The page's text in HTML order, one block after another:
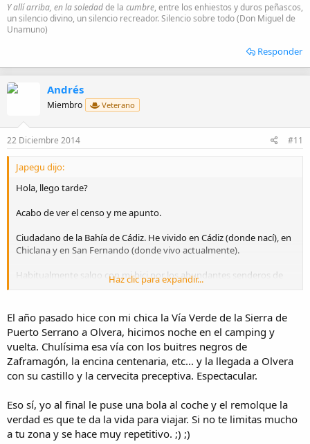
Y allí arriba, en la soledadde la cumbre, entre los enhiestos y duros peñascos,
un silencio divino, un silencio recreador. Silencio sobre todo (Don Miguel de
Unamuno)
Responder
Andrés
Miembro Veterano
22 Diciembre 2014 #11
Japegu dijo:
Hola, llego tarde?
Acabo de ver el censo y me apunto.
Ciudadano de la Bahía de Cádiz. He vivido en Cádiz (donde nací), en
Chiclana y en San Fernando (donde vivo actualmente).
Habitualmente salgo con mi bici por los abundantes senderos de
las salinas del Parque Natural Bahía de Cádiz (San Fernando, Puerto
mismo parque, alguna vez por La Sierra de Cádiz (Vía Verde,
Grazalema, etc.) y por La Janda (Medina Sidonia, etc.). Me gustaría
salir mas para conocer otras rutas de por ahí, pero se ha puesto
complicado llevar la bici en el coche (no me gustan los porta-bicis
para el coche y estoy loco por una furgo).
todos los sitios que he podido (solo necesito llevar la mochila y los
bastones). Mi mayor logro fue subir al Jbel Toubkal.
Bueno, compañeros andaluces, un saludo mu grande desde "Cai"
Haz clic para expandir...
El año pasado hice con mi chica la Vía Verde de la Sierra de
Puerto Serrano a Olvera, hicimos noche en el camping y
vuelta. Chulísima esa vía con los buitres negros de
Zaframagón, la encina centenaria, etc... y la llegada a Olvera
con su castillo y la cervecita preceptiva. Espectacular.
Eso sí, yo al final le puse una bola al coche y el remolque la
verdad es que te da la vida para viajar. Si no te limitas mucho
a tu zona y se hace muy repetitivo. ;) ;)